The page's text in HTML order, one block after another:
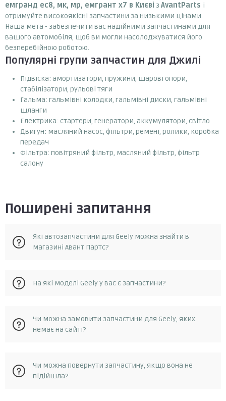
емгранд ес8, мк, мр, емгрант х7 в Києві з AvantParts і
отримуйте високоякісні запчастини за низькими цінами.
Наша мета - забезпечити вас надійними запчастинами для
вашого автомобіля, щоб ви могли насолоджуватися його
безперебійною роботою.
Популярні групи запчастин для Джилі
Підвіска: амортизатори, пружини, шарові опори,
стабілізатори, рульові тяги
Гальма: гальмівні колодки, гальмівні диски, гальмівні
шланги
Електрика: стартери, генератори, аккумулятори, світло
Двигун: масляний насос, фільтри, ремені, ролики, коробка
передач
Фільтра: повітряний фільтр, масляний фільтр, фільтр
салону
Поширені запитання
Які автозапчастини для Geely можна знайти в
магазині Авант Партс?
асортимент автозапчастин для автомобілів Geely.
На які моделі Geely у вас є запчастини?
для Geely, для таких моделей ck, ec7, ec8, mk, mr, x7, і
популярні бренди автозапчастин на джилі mahle / knecht,
Чи можна замовити запчастини для Geely, яких
немає на сайті?
немає на сайті avantparts.com.ua. Для цього вам потрібно
зв'язатися з нашою службою підтримки клієнтів, і ми
Чи можна повернути запчастину, якщо вона не
підійшла?